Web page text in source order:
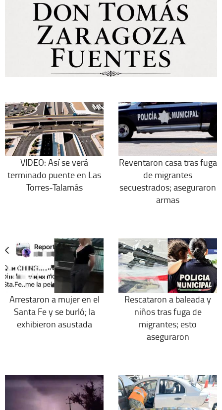
VIDEO: Así se verá
terminado puente en Las
Torres-Talamás
Reventaron casa tras fuga
de migrantes
secuestrados; aseguraron
armas
Arrestaron a mujer en el
Santa Fe y se burló; la
exhibieron asustada
Rescataron a baleada y
niños tras fuga de
migrantes; esto
aseguraron